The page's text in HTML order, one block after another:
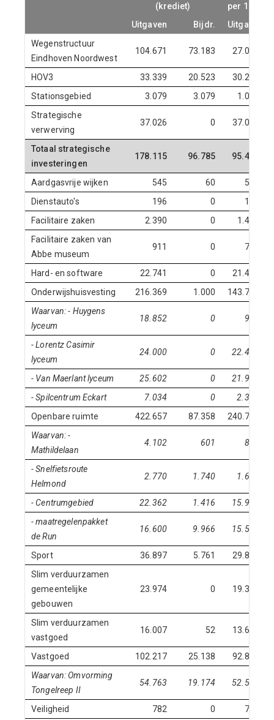
(krediet)
per 1 jan.
Uitgaven
Bijdr. Uitgaven
(krediet)
per 1 jan.
Uitgaven
Bijdr.
Uitgaven
Wegenstructuur
Eindhoven Noordwest
104.671 73.183 27.093
HOV3 33.339 20.523
30.236
Stationsgebied
3.079 3.079
1.095
Strategische
verwerving
37.026 0 37.026
Totaal strategische
investeringen
178.115 96.785 95.450
Aardgasvrije wijken 545 60
545
Dienstauto's
196 0
125
Facilitaire zaken
2.390 0
1.441
Facilitaire zaken van
Abbe museum
911 0 764
Hard- en software 22.741 0
21.460
Onderwijshuisvesting
216.369 1.000
143.741
Waarvan: - Huygens
lyceum
18.852 0 970
- Lorentz Casimir
lyceum
24.000 0 22.464
- Van Maerlant lyceum 25.602 0
21.985
- Spilcentrum Eckart
7.034 0
2.308
Openbare ruimte
422.657 87.358
240.733
Waarvan: -
Mathildelaan
4.102 601 820
- Snelfietsroute
Helmond
2.770 1.740 1.608
- Centrumgebied 22.362 1.416
15.981
- maatregelenpakket
de Run
16.600 9.966 15.505
Sport 36.897 5.761
29.855
Slim verduurzamen
gemeentelijke
gebouwen
23.974 0 19.375
Slim verduurzamen
vastgoed
16.007 52 13.636
Vastgoed 102.217 25.138
92.844
Waarvan: Omvorming
Tongelreep II
54.763 19.174 52.570
Veiligheid 782 0 741